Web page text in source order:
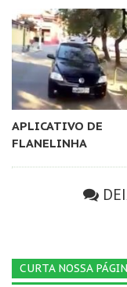
APLICATIVO DE
FLANELINHA
CURTA NOSSA